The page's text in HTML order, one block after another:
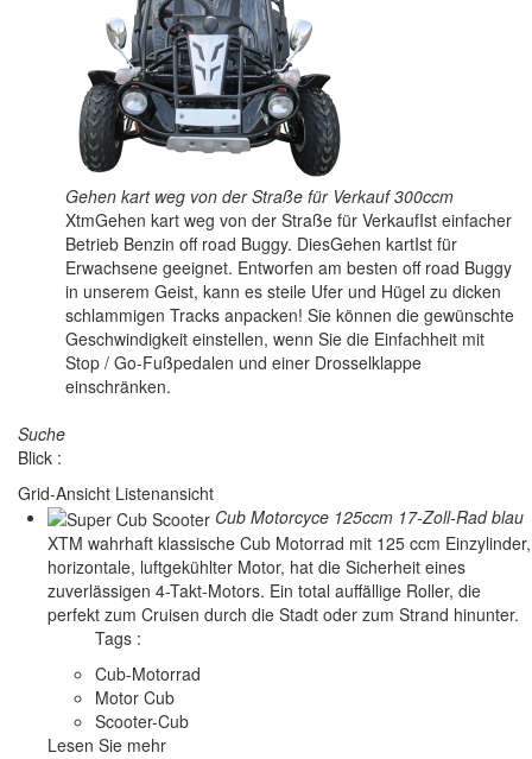
Gehen kart weg von der Straße für Verkauf 300ccm
XtmGehen kart weg von der Straße für VerkaufIst einfacher
Betrieb Benzin off road Buggy. DiesGehen kartIst für
Erwachsene geeignet. Entworfen am besten off road Buggy
in unserem Geist, kann es steile Ufer und Hügel zu dicken
schlammigen Tracks anpacken! Sie können die gewünschte
Geschwindigkeit einstellen, wenn Sie die Einfachheit mit
Stop / Go-Fußpedalen und einer Drosselklappe
einschränken.
Suche
Blick :
Grid-Ansicht Listenansicht
Cub Motorcyce 125ccm 17-Zoll-Rad blau
XTM wahrhaft klassische Cub Motorrad mit 125 ccm Einzylinder,
horizontale, luftgekühlter Motor, hat die Sicherheit eines
zuverlässigen 4-Takt-Motors. Ein total auffällige Roller, die
perfekt zum Cruisen durch die Stadt oder zum Strand hinunter.
Tags :
Cub-Motorrad
Motor Cub
Scooter-Cub
Lesen Sie mehr